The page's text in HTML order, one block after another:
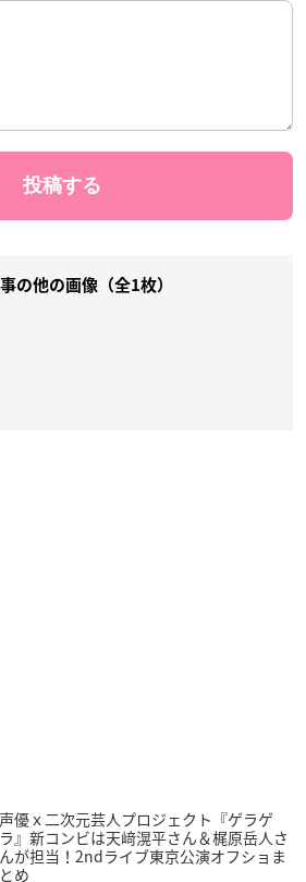
の他の画像（全1枚）
声優ｘ二次元芸人プロジェクト『ゲラゲ
ラ』新コンビは天﨑滉平さん＆梶原岳人さ
んが担当！2ndライブ東京公演オフショま
とめ